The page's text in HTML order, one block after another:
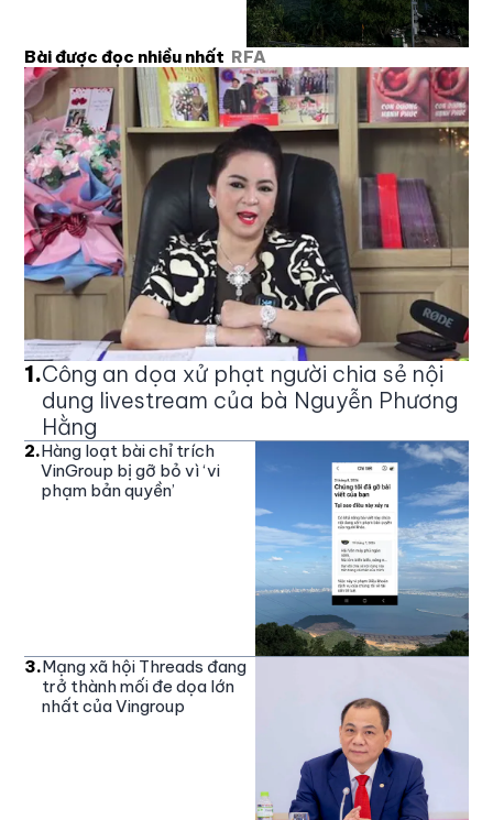
Bài được đọc nhiều nhất RFA
1.Công an dọa xử phạt người chia sẻ nội
dung livestream của bà Nguyễn Phương
Hằng
2.Hàng loạt bài chỉ trích
VinGroup bị gỡ bỏ vì ‘vi
phạm bản quyền’
3.Mạng xã hội Threads đang
trở thành mối đe dọa lớn
nhất của Vingroup